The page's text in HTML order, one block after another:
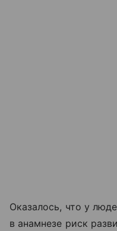
Оказалось, что у
в анамнезе риск